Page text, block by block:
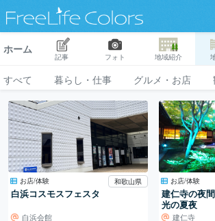
ホーム
記事 フォト 地域紹介
すべて 暮らし・仕事 グルメ・お店
お店/体験 和歌山県
白浜コスモスフェスタ
白浜会館
お店/体験
建仁寺の夜
光の夏夜
建仁寺